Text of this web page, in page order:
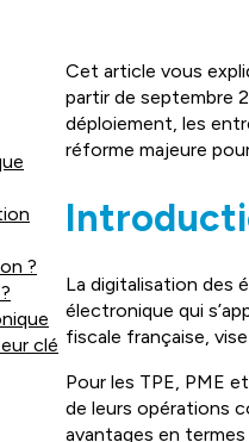
?
clé
Cet article vous
partir de septembre
déploiement, les
réforme majeure
La digitalisation des
électronique qui
fiscale française,
Pour les TPE, PME
de leurs opérations
avantages en